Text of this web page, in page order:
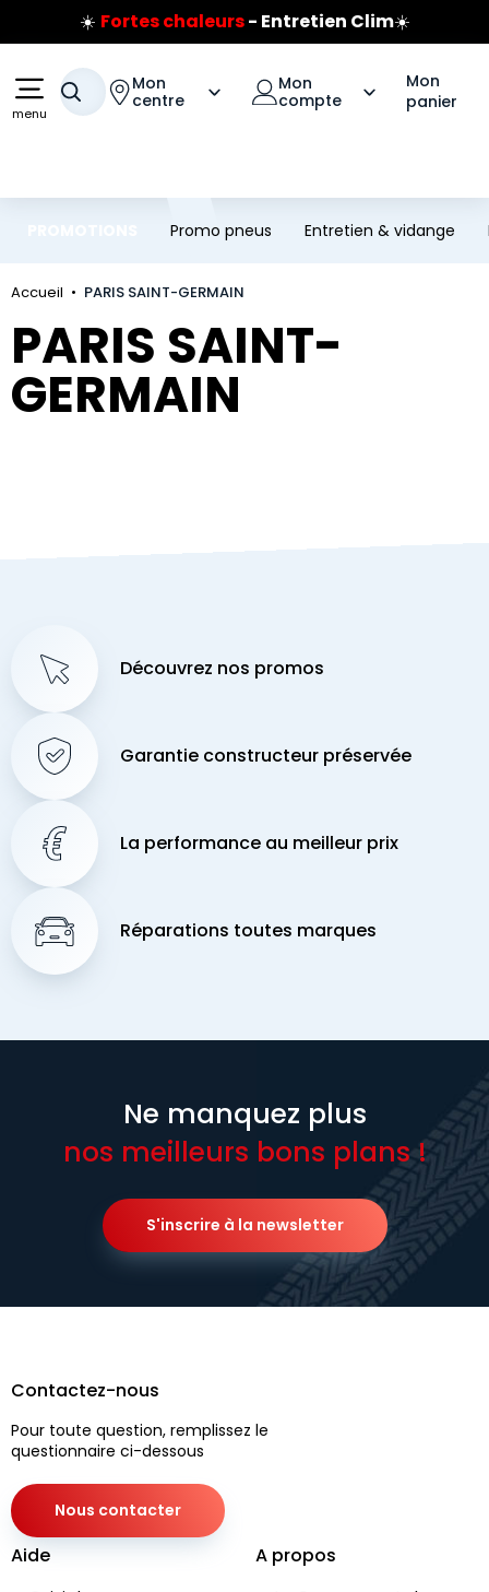
Aller au contenu principal
Aller à la navigation
☀️ Fortes chaleurs- Entretien Clim☀️
Prix coûtant pneus Bridgestone
🔥
Jusqu'à 120€ remboursés
sur les pneus Bridgestone
menu
Votre recherche
Mon
centre
Mon
compte
Mon
panier
Promo pneus Entretien & vidange
Accueil PARIS SAINT-GERMAIN
PARIS SAINT-
GERMAIN
Découvrez nos promos
Garantie constructeur préservée
La performance au meilleur prix
Réparations toutes marques
Ne manquez plus
nos meilleurs bons plans !
S'inscrire à la newsletter
Contactez-nous
Pour toute question, remplissez le
questionnaire ci-dessous
Nous contacter
Aide A propos